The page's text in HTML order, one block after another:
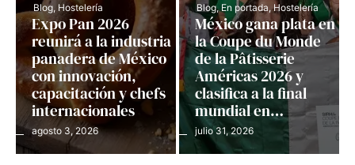
Blog, Hostelería
Expo Pan 2026
reunirá a la industria
panadera de México
con innovación,
capacitación y chefs
internacionales
agosto 3, 2026
Blog, En portada, Hostelería
México gana plata en
la Coupe du Monde
de la Pâtisserie
Américas 2026 y
clasifica a la final
mundial en…
julio 31, 2026